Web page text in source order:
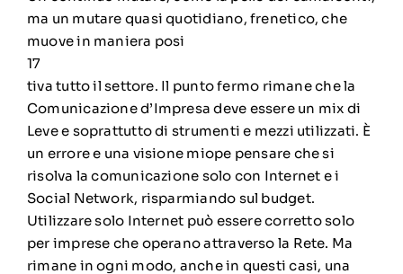
ma un mutare quasi quotidiano, frenetico, che
muove in maniera posi
17
tiva tutto il settore. Il punto fermo rimane che la
Comunicazione d’Impresa deve essere un mix di
Leve e soprattutto di strumenti e mezzi utilizzati. È
un errore e una visione miope pensare che si
risolva la comunicazione solo con Internet e i
Social Network, risparmiando sul budget.
Utilizzare solo Internet può essere corretto solo
per imprese che operano attraverso la Rete. Ma
rimane in ogni modo, anche in questi casi, una